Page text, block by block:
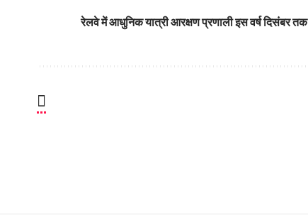
रेलवे में आधुनिक यात्री आरक्षण प्रणाली इस वर्ष दिसंबर तक